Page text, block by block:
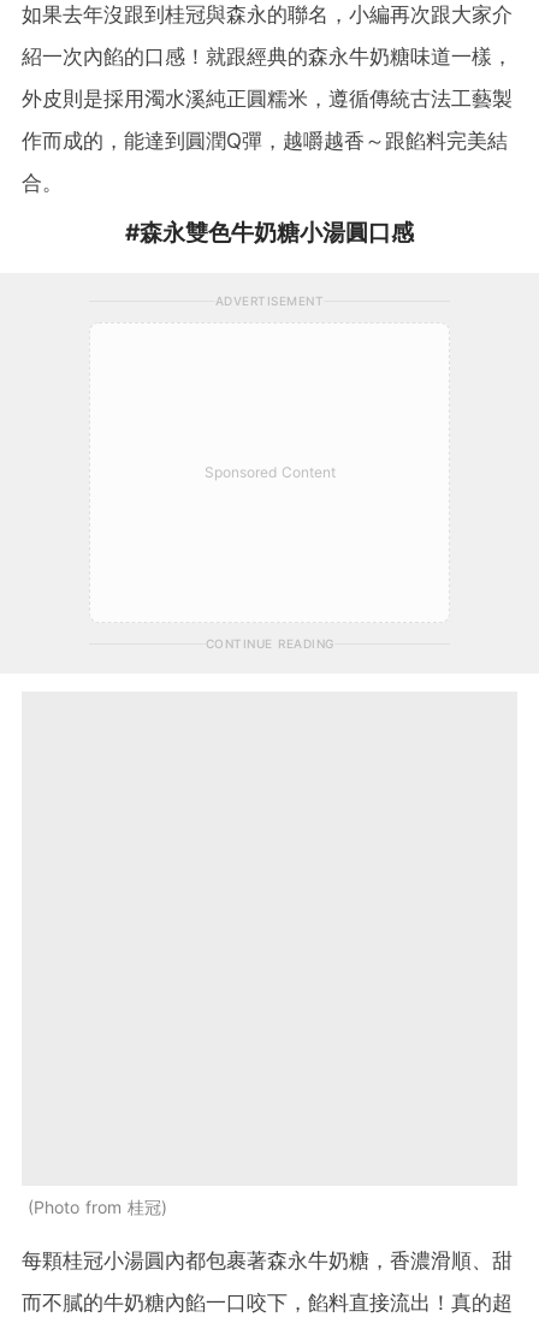
如果去年沒跟到桂冠與森永的聯名，小編再次跟大家介
紹一次內餡的口感！就跟經典的森永牛奶糖味道一樣，
外皮則是採用濁水溪純正圓糯米，遵循傳統古法工藝製
作而成的，能達到圓潤Q彈，越嚼越香～跟餡料完美結
合。
#森永雙色牛奶糖小湯圓口感
ADVERTISEMENT
Sponsored Content
CONTINUE READING
Photo from 桂冠
每顆桂冠小湯圓內都包裹著森永牛奶糖，香濃滑順、甜
而不膩的牛奶糖內餡一口咬下，餡料直接流出！真的超